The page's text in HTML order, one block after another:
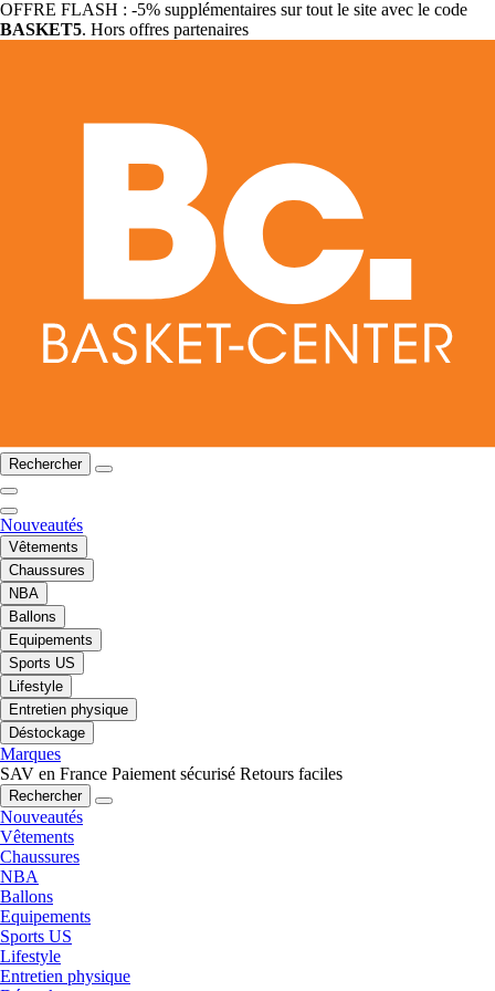
OFFRE FLASH : -5% supplémentaires sur tout le site avec le code
BASKET5. Hors offres partenaires
Rechercher
Nouveautés
Vêtements
Chaussures
NBA
Ballons
Equipements
Sports US
Lifestyle
Entretien physique
Déstockage
Marques
SAV en France Paiement sécurisé Retours faciles
Rechercher
Nouveautés
Vêtements
Chaussures
NBA
Ballons
Equipements
Sports US
Lifestyle
Entretien physique